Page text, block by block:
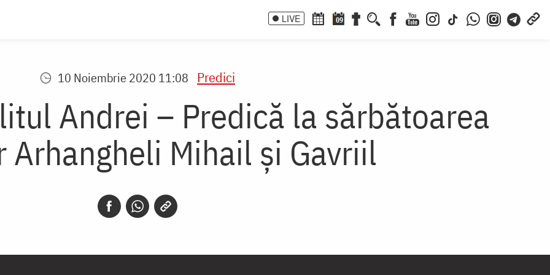
LIVE 09
10 Noiembrie 2020 11:08 Predici
Andrei – Predică la sărbătoarea
Arhangheli Mihail și Gavriil